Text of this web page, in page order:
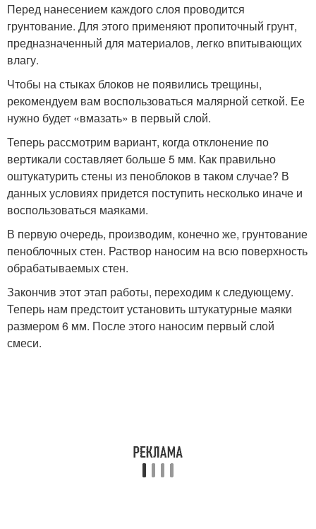
Перед нанесением каждого слоя проводится
грунтование. Для этого применяют пропиточный грунт,
предназначенный для материалов, легко впитывающих
влагу.
Чтобы на стыках блоков не появились трещины,
рекомендуем вам воспользоваться малярной сеткой. Ее
нужно будет «вмазать» в первый слой.
Теперь рассмотрим вариант, когда отклонение по
вертикали составляет больше 5 мм. Как правильно
оштукатурить стены из пеноблоков в таком случае? В
данных условиях придется поступить несколько иначе и
воспользоваться маяками.
В первую очередь, производим, конечно же, грунтование
пеноблочных стен. Раствор наносим на всю поверхность
обрабатываемых стен.
Закончив этот этап работы, переходим к следующему.
Теперь нам предстоит установить штукатурные маяки
размером 6 мм. После этого наносим первый слой
смеси.